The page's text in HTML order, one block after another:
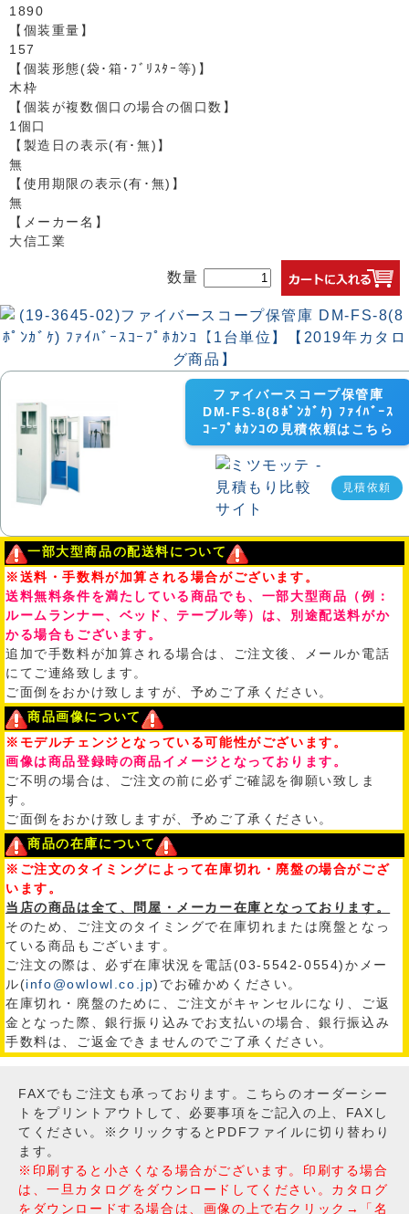
1890
【個装重量】
157
【個装形態(袋･箱･ﾌﾞﾘｽﾀｰ等)】
木枠
【個装が複数個口の場合の個口数】
1個口
【製造日の表示(有･無)】
無
【使用期限の表示(有･無)】
無
【メーカー名】
大信工業
数量
ファイバースコープ保管庫
DM-FS-8(8ﾎﾟﾝｶﾞｹ) ﾌｧｲﾊﾞｰｽ
ｺｰﾌﾟﾎｶﾝｺの見積依頼はこちら
見積依頼
一部大型商品の配送料について
※送料・手数料が加算される場合がございます。
送料無料条件を満たしている商品でも、一部大型商品（例：
ルームランナー、ベッド、テーブル等）は、別途配送料がか
かる場合もございます。
追加で手数料が加算される場合は、ご注文後、メールか電話
にてご連絡致します。
ご面倒をおかけ致しますが、予めご了承ください。
商品画像について
※モデルチェンジとなっている可能性がございます。
画像は商品登録時の商品イメージとなっております。
ご不明の場合は、ご注文の前に必ずご確認を御願い致しま
す。
ご面倒をおかけ致しますが、予めご了承ください。
商品の在庫について
※ご注文のタイミングによって在庫切れ・廃盤の場合がござ
います。
当店の商品は全て、問屋・メーカー在庫となっております。
そのため、ご注文のタイミングで在庫切れまたは廃盤となっ
ている商品もございます。
ご注文の際は、必ず在庫状況を電話(03-5542-0554)かメー
ル(info@owlowl.co.jp)でお確かめください。
在庫切れ・廃盤のために、ご注文がキャンセルになり、ご返
金となった際、銀行振り込みでお支払いの場合、銀行振込み
手数料は、ご返金できませんのでご了承ください。
FAXでもご注文も承っております。こちらのオーダーシー
トをプリントアウトして、必要事項をご記入の上、FAXし
てください。※クリックするとPDFファイルに切り替わり
ます。
※印刷すると小さくなる場合がございます。印刷する場合
は、一旦カタログをダウンロードしてください。カタログ
をダウンロードする場合は、画像の上で右クリック→「名